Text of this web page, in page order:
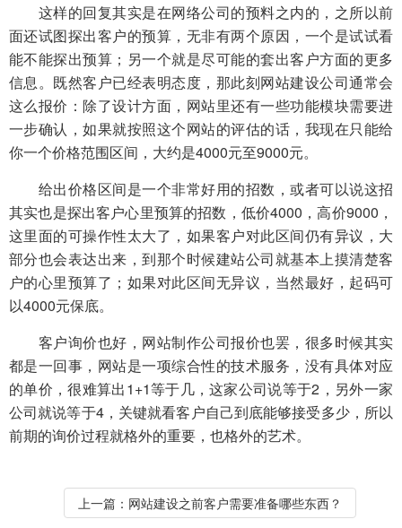
这样的回复其实是在网络公司的预料之内的，之所以前
面还试图探出客户的预算，无非有两个原因，一个是试试看
能不能探出预算；另一个就是尽可能的套出客户方面的更多
信息。既然客户已经表明态度，那此刻网站建设公司通常会
这么报价：除了设计方面，网站里还有一些功能模块需要进
一步确认，如果就按照这个网站的评估的话，我现在只能给
你一个价格范围区间，大约是4000元至9000元。
给出价格区间是一个非常好用的招数，或者可以说这招
其实也是探出客户心里预算的招数，低价4000，高价9000，
这里面的可操作性太大了，如果客户对此区间仍有异议，大
部分也会表达出来，到那个时候建站公司就基本上摸清楚客
户的心里预算了；如果对此区间无异议，当然最好，起码可
以4000元保底。
客户询价也好，网站制作公司报价也罢，很多时候其实
都是一回事，网站是一项综合性的技术服务，没有具体对应
的单价，很难算出1+1等于几，这家公司说等于2，另外一家
公司就说等于4，关键就看客户自己到底能够接受多少，所以
前期的询价过程就格外的重要，也格外的艺术。
上一篇： 网站建设之前客户需要准备哪些东西？